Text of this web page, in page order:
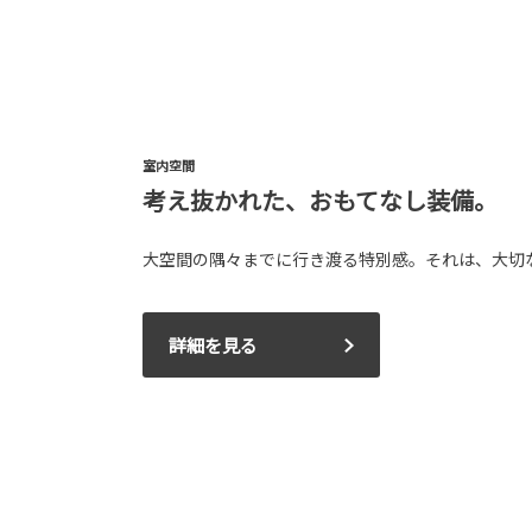
室内空間
考え抜かれた、おもてなし装備。
大空間の隅々までに行き渡る特別感。それは、大
詳細を見る